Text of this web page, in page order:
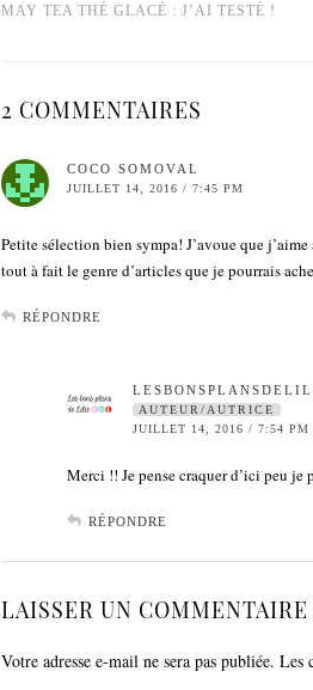
MAY TEA THÉ GLACÉ : J’AI TESTÉ !
2 COMMENTAIRES
COCO SOMOVAL
JUILLET 14, 2016 / 7:45 PM
Petite sélection bien sympa! J’avoue que
tout à fait le genre d’articles que je pourrais
RÉPONDRE
AUTEUR/AUTRICE
JUILLET 14, 2016 / 7:54 PM
Merci !! Je pense craquer d’ici peu je
RÉPONDRE
LAISSER UN COMMENTAIRE
Votre adresse e-mail ne sera pas publiée. Les